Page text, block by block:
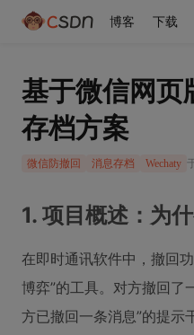
博客 下载
基于微信网页
存档方案
微信防撤回 消息存档 Wechaty
1. 项目概述：为
在即时通讯软件中，撤回
博弈”的工具。对方撤回了
方已撤回一条消息”的提示